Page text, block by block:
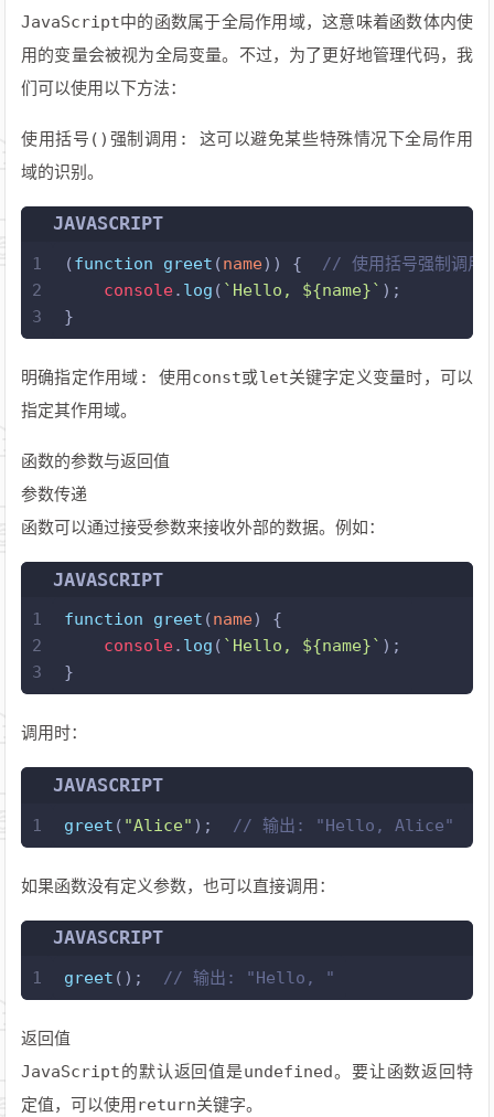
JavaScript中的函数属于全局作用域，这意味着函数体内使
用的变量会被视为全局变量。不过，为了更好地管理代码，我
们可以使用以下方法：
使用括号()强制调用: 这可以避免某些特殊情况下全局作用
域的识别。
JAVASCRIPT
1
2
3
(function greet (name)) { // 使用括号强制调用
console. log ( `Hello, ${name}` );
}
明确指定作用域: 使用const或let关键字定义变量时，可以
指定其作用域。
函数的参数与返回值
参数传递
函数可以通过接受参数来接收外部的数据。例如：
JAVASCRIPT
1
2
3
function greet (name) {
console. log ( `Hello, ${name}` );
}
调用时：
JAVASCRIPT
1 greet ( "Alice" ); // 输出: "Hello, Alice"
如果函数没有定义参数，也可以直接调用：
JAVASCRIPT
1 greet (); // 输出: "Hello, "
返回值
JavaScript的默认返回值是undefined。要让函数返回特
定值，可以使用return关键字。